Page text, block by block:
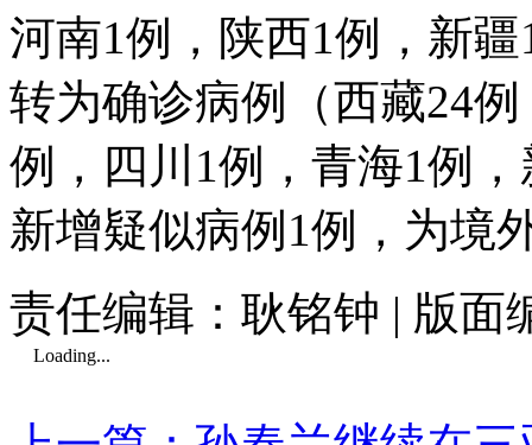
河南1例，陕西1例，新
转为确诊病例（西藏24
例，四川1例，青海1例
新增疑似病例1例，为境
责任编辑：耿铭钟 | 版面
Loading...